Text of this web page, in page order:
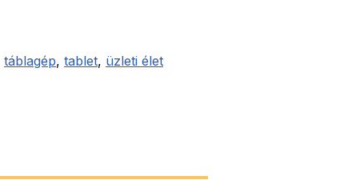
táblagép, tablet, üzleti élet